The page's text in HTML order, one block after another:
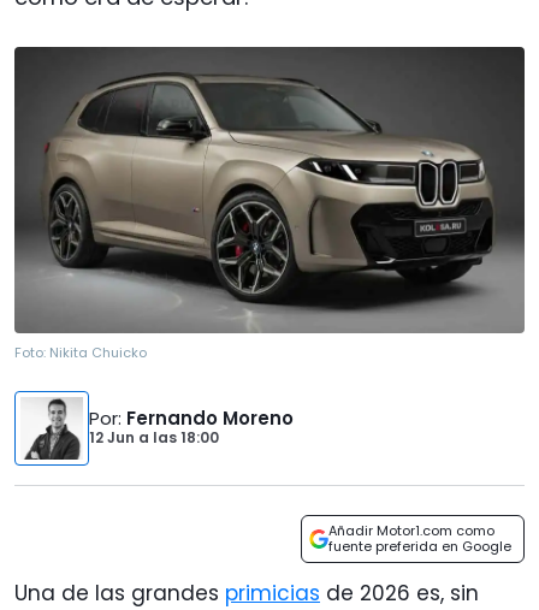
Foto: Nikita Chuicko
Por: Fernando Moreno
12 Jun a las18:00
Añadir Motor1.com como
fuente preferida en Google
Una de las grandes primicias de 2026 es, sin